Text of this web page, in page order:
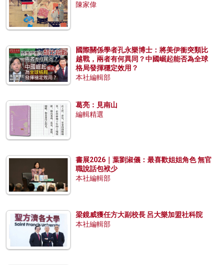
陳家偉
國際關係學者孔永樂博士：將美伊衝突類比
越戰，兩者有何異同？中國崛起能否為全球
格局發揮穩定效用？
本社編輯部
葛亮：見南山
編輯精選
書展2026｜葉劉淑儀：最喜歡姐姐角色 無官
職說話包袱少
本社編輯部
梁鏡威獲任方大副校長 呂大樂加盟社科院
本社編輯部